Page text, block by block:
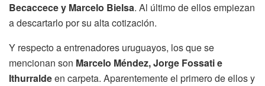
Becaccece y Marcelo Bielsa. Al último de ellos empiezan
a descartarlo por su alta cotización.
Y respecto a entrenadores uruguayos, los que se
mencionan son Marcelo Méndez, Jorge Fossati e
Ithurraldeen carpeta. Aparentemente el primero de ellos y